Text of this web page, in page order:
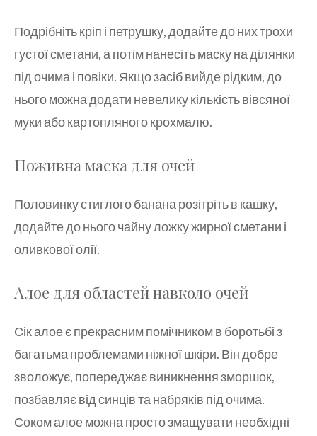
Подрібніть кріп і петрушку, додайте до них трохи
густої сметани, а потім нанесіть маску на ділянки
під очима і повіки. Якщо засіб вийде рідким, до
нього можна додати невелику кількість вівсяної
муки або картопляного крохмалю.
Поживна маска для очей
Половинку стиглого банана розітріть в кашку,
додайте до нього чайну ложку жирної сметани і
оливкової олії.
Алое для областей навколо очей
Сік алое є прекрасним помічником в боротьбі з
багатьма проблемами ніжної шкіри. Він добре
зволожує, попереджає виникнення зморшок,
позбавляє від синців та набряків під очима.
Соком алое можна просто змащувати необхідні